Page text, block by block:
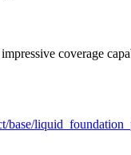
coverage
base/